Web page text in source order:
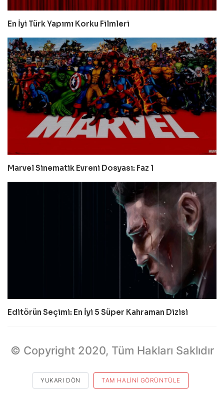
En İyi Türk Yapımı Korku Filmleri
Marvel Sinematik Evreni Dosyası: Faz 1
Editörün Seçimi: En İyi 5 Süper Kahraman Dizisi
© Copyright 2020, Tüm Hakları Saklıdır
YUKARI DÖN TAM HALINI GÖRÜNTÜLE